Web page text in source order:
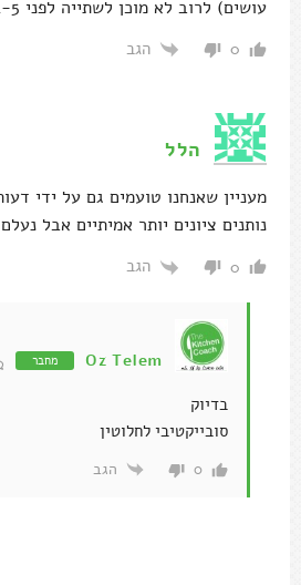
עושים) לרוב לא מוכן לשתייה לפני 4-5 שנים מהבציר.
0 הגב
הלל
מעניין שאנחנו טועמים גם על ידי
נותנים ציונים יותר אמיתיים אבל
0 הגב
Oz Telem מחבר
בדיוק
סובייקטיבי לחלוטין
0 הגב